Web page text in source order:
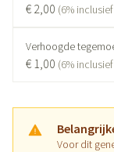
€ 2,00 (6%
Verhoogde
€ 1,00 (6%
Voor dit